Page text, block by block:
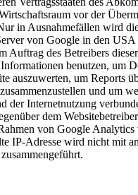
vor der
in Ausnahmefällen wird
von Google in den USA
Auftrag des Betreibers
benutzen, um
auszuwerten, um Reports
und um
der Internetnutzung
dem
von Google Analytics
IP-Adresse wird nicht mit